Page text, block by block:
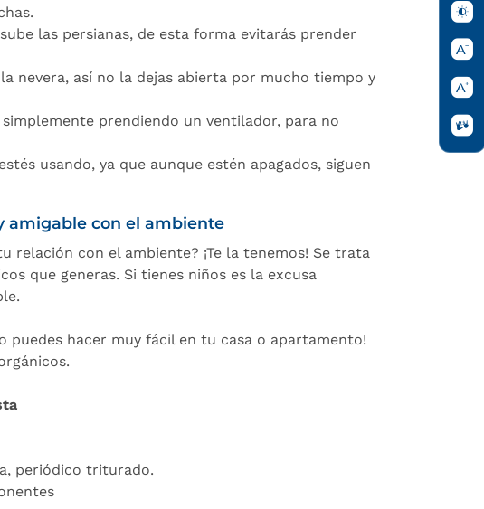
las persianas, de esta forma evitarás prender
nevera, así no la dejas abierta por mucho tiempo y
prendiendo un ventilador, para no
usando, ya que aunque estén apagados, siguen
amigable con el ambiente
relación con el ambiente? ¡Te la tenemos! Se trata
que generas. Si tienes niños es la excusa
puedes hacer muy fácil en tu casa o apartamento!
periódico triturado.